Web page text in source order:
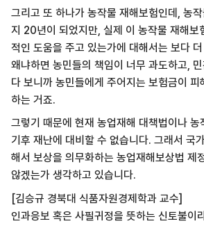
그리고 또 하나가 농작물 재해보험인데, 농
지 20년이 되었지만, 실제 이 농작물 재해보
적인 도움을 주고 있는가에 대해서는 보다
왜냐하면 농민들의 책임이 너무 과도하고,
다 보니까 농민들에게 주어지는 보험금이 피
하는 거죠.
그렇기 때문에 현재 농업재해 대책법이나 농
기후 재난에 대비할 수 없습니다. 그래서 국
해서 보상을 의무화하는 농업재해보상법 제
않겠는가 생각하고 있습니다.
[김승규 경북대 식품자원경제학과 교수]
인과응보 혹은 사필귀정을 뜻하는 신토불이